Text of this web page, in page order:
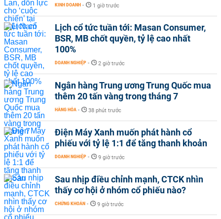
KINH DOANH - 1 giờ trước
Lịch cổ tức tuần tới: Masan Consumer,
BSR, MB chốt quyền, tỷ lệ cao nhất
100%
DOANH NGHIỆP - 2 giờ trước
Ngân hàng Trung ương Trung Quốc mua
thêm 20 tấn vàng trong tháng 7
HÀNG HÓA - 38 phút trước
Điện Máy Xanh muốn phát hành cổ
phiếu với tỷ lệ 1:1 để tăng thanh khoản
DOANH NGHIỆP - 9 giờ trước
Sau nhịp điều chỉnh mạnh, CTCK nhìn
thấy cơ hội ở nhóm cổ phiếu nào?
CHỨNG KHOÁN - 9 giờ trước